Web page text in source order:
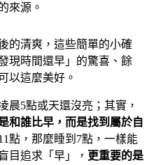
來源。
的清爽，這些簡單的小確
現時間還早」的驚喜、餘
以這麼美好。
晨5點或天還沒亮；其實，
和誰比早，而是找到屬於自
點，那麼睡到7點，一樣能
目追求「早」， 更重要的是